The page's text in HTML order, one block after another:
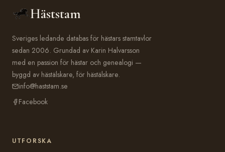
Häststam
Sveriges ledande databas för hästars stamtavlor
sedan 2006. Grundad av Karin Halvarsson
med en passion för hästar och genealogi —
byggd av hästälskare, för hästälskare.
info@haststam.se
Facebook
UTFORSKA